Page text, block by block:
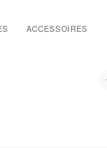
ACCESSOIRES